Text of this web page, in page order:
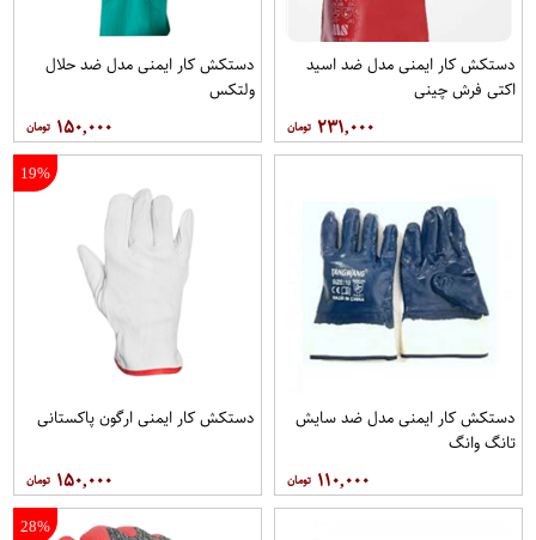
دستکش کار ایمنی مدل ضد اسید
اکتی فرش چینی
۲۳۱,۰۰۰
دستکش کار ایمنی مدل ضد حلال
ولتکس
۱۵۰,۰۰۰
دستکش کار ایمنی مدل ضد سایش
تانگ وانگ
۱۱۰,۰۰۰
19%
دستکش کار ایمنی ارگون پاکستانی
۱۵۰,۰۰۰
28%